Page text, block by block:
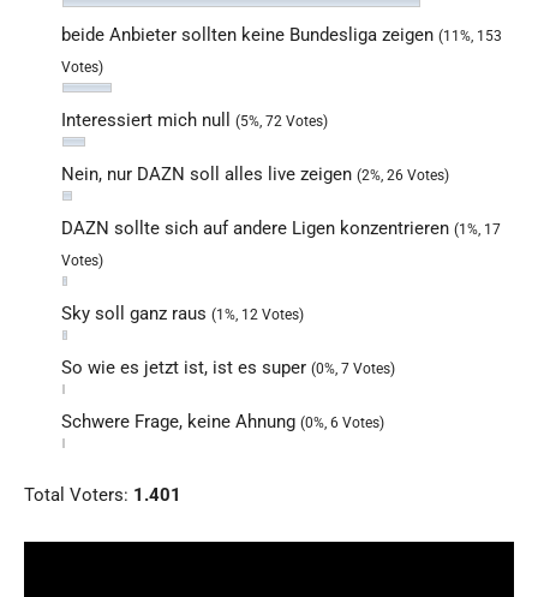
beide Anbieter sollten keine Bundesliga zeigen (11%, 153
Votes)
Interessiert mich null (5%, 72 Votes)
Nein, nur DAZN soll alles live zeigen (2%, 26 Votes)
DAZN sollte sich auf andere Ligen konzentrieren (1%, 17
Votes)
Sky soll ganz raus (1%, 12 Votes)
So wie es jetzt ist, ist es super (0%, 7 Votes)
Schwere Frage, keine Ahnung (0%, 6 Votes)
Total Voters: 1.401